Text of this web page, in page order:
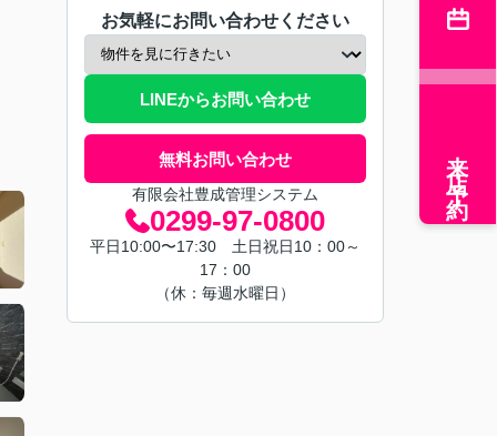
お気軽にお問い合わせください
LINEからお問い合わせ
無料お問い合わせ
有限会社豊成管理システム
0299-97-0800
平日10:00〜17:30 土日祝日10：00～
17：00
（休：毎週水曜日）
来店予約